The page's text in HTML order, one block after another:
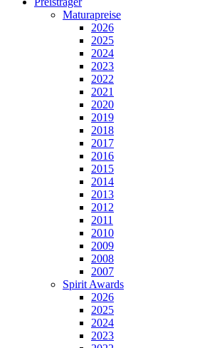
Maturapreise
2026
2025
2024
2023
2022
2021
2020
2019
2018
2017
2016
2015
2014
2013
2012
2011
2010
2009
2008
2007
Spirit Awards
2026
2025
2024
2023